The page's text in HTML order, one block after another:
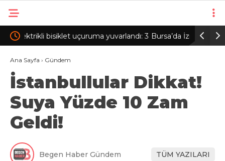
3 Bursa’da İznik Gölü’ne düşen bir kişi hayatını
kaybetti
Nefes
Ana Sayfa › Gündem
İstanbullular Dikkat!
Suya Yüzde 10 Zam
Geldi!
Begen Haber Gündem TÜM YAZILARI